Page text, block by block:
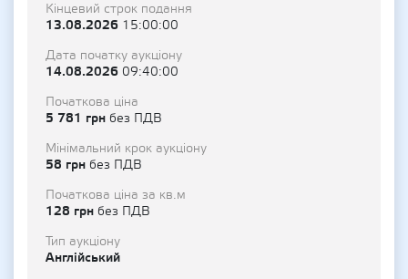
Кінцевий строк подання
13.08.2026 15:00:00
Дата початку аукціону
14.08.2026 09:40:00
Початкова ціна
5 781 грн без ПДВ
Мінімальний крок аукціону
58 грн без ПДВ
Початкова ціна за кв.м
128 грн без ПДВ
Тип аукціону
Англійський